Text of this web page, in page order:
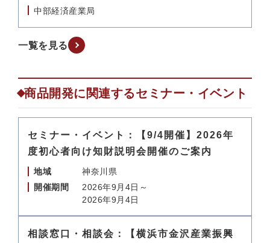
中部経済産業局
一覧を見る
商品開発に関連するセミナー・イベント
セミナー・イベント：【9/4開催】2026年
度初心者向け知財説明会開催のご案内
地域
神奈川県
開催期間
2026年9月4日～
2026年9月4日
相談窓口・相談会：【横浜市金沢産業振興